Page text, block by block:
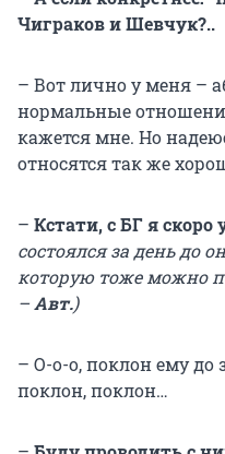
Чиграков и Шевчук?..
– Вот лично у меня –
нормальные
кажется мне. Но
относятся так же
– Кстати, с БГ я скоро
состоялся за день до
которую тоже можно
–Авт.)
– О-о-о, поклон ему до
поклон, поклон…